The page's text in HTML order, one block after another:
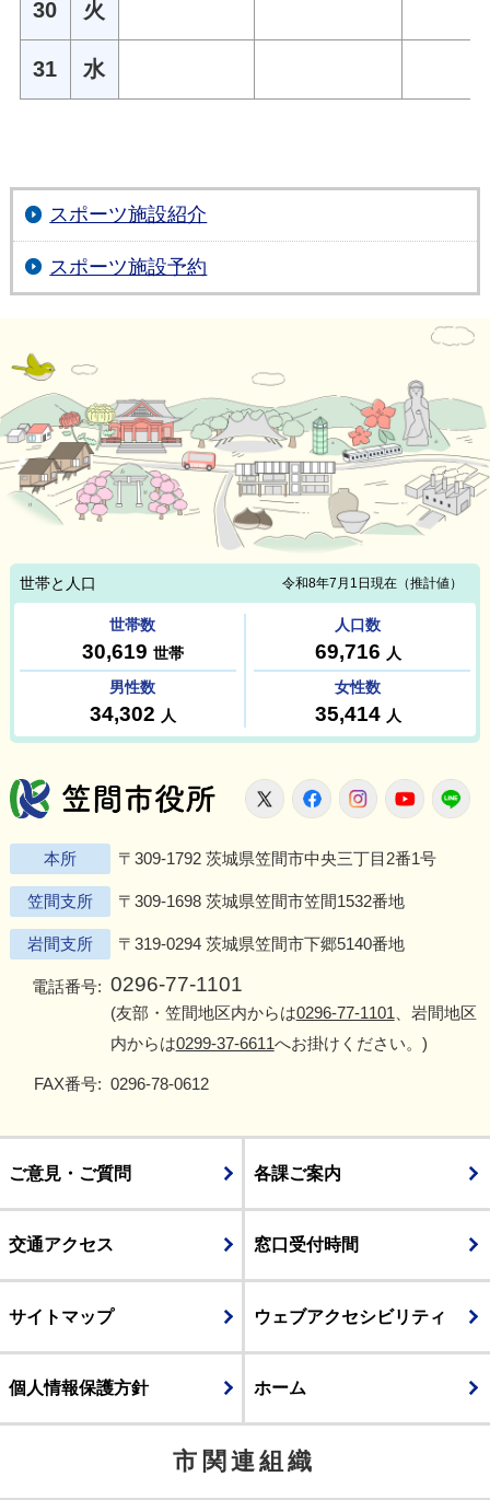
30 火
31 水
スポーツ施設紹介
スポーツ施設予約
笠間市役所
X FacebookInstagram
本所 〒309-1792 茨城県笠間市中央三丁目2番1号
笠間支所 〒309-1698 茨城県笠間市笠間1532番地
岩間支所 〒319-0294 茨城県笠間市下郷5140番地
電話番号: 0296-77-1101
(友部・笠間地区内からは0296-77-1101 、岩間地区
内からは0299-37-6611へお掛けください。)
FAX番号: 0296-78-0612
ご意見・ご質問 各課ご案内
交通アクセス 窓口受付時間
サイトマップ ウェブアクセシビリティ
個人情報保護方針 ホーム
市関連組織